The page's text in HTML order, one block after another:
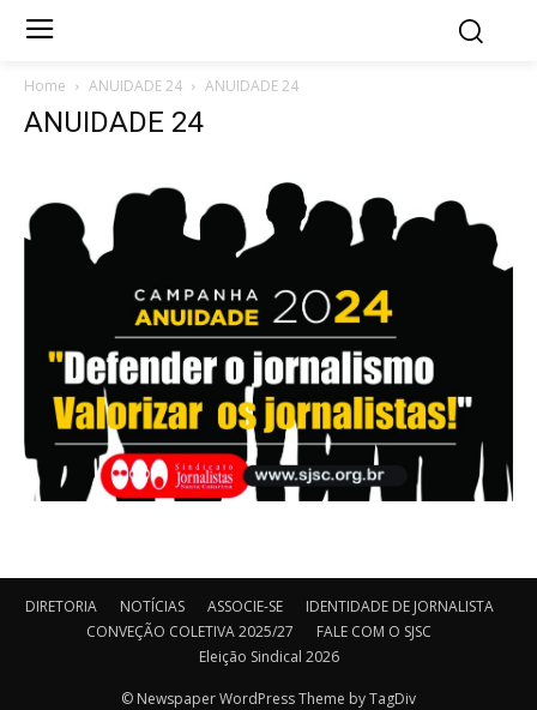
Home ANUIDADE 24 ANUIDADE 24
ANUIDADE 24
DIRETORIA NOTÍCIAS ASSOCIE-SE
IDENTIDADE DE JORNALISTA
CONVEÇÃO COLETIVA 2025/27
FALE COM O SJSC
Eleição Sindical 2026
© Newspaper WordPress Theme by TagDiv